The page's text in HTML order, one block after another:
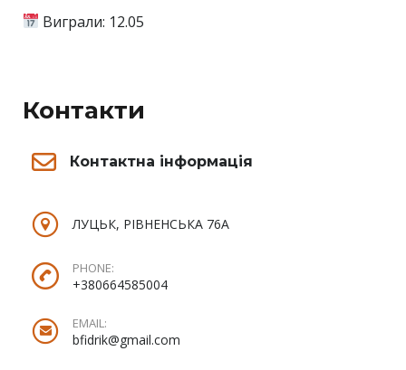
Виграли: 12.05
Контакти
Контактна інформація
ЛУЦЬК, РІВНЕНСЬКА 76А
PHONE:
+380664585004
EMAIL:
bfidrik@gmail.com